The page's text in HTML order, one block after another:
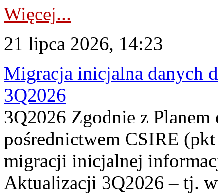
Więcej...
21 lipca 2026, 14:23
Migracja inicjalna danych
3Q2026
3Q2026 Zgodnie z
pośrednictwem CSIRE
migracji inicjalnej
Aktualizacji 3Q2026 – tj.